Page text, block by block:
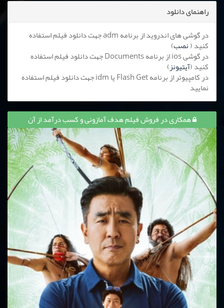
راهنمای دانلود
در گوشی های اندروید از برنامه adm جهت دانلود فیلم استفاده
کنید (نصب)
در گوشی ios از برنامه Documents جهت دانلود فیلم استفاده
کنید (آیتیونز)
در کامپیوتر از برنامه Flash Get یا idm جهت دانلود فیلم استفاده
نمایید
همکاری در فروش فیلم هدف آمازونی و کسب درآمد از آن